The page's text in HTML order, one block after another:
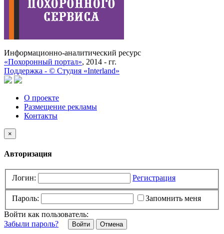
Информационно-аналитический ресурс
«Похоронный портал», 2014 - гг.
Поддержка - © Cтудия «Interland»
О проекте
Размещение рекламы
Контакты
×
Авторизация
Логин: Регистрация
Пароль:
Запомнить меня
Войти как пользователь:
Забыли пароль?
Отмена